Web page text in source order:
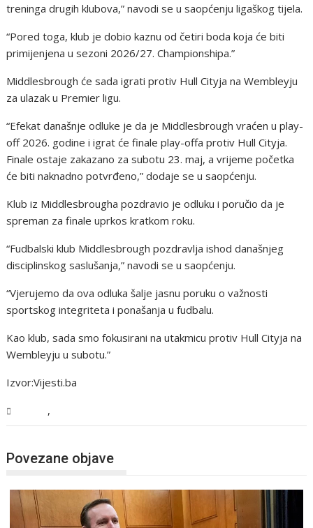
treninga drugih klubova,” navodi se u saopćenju ligaškog tijela.
“Pored toga, klub je dobio kaznu od četiri boda koja će biti
primijenjena u sezoni 2026/27. Championshipa.”
Middlesbrough će sada igrati protiv Hull Cityja na Wembleyju
za ulazak u Premier ligu.
“Efekat današnje odluke je da je Middlesbrough vraćen u play-
off 2026. godine i igrat će finale play-offa protiv Hull Cityja.
Finale ostaje zakazano za subotu 23. maj, a vrijeme početka
će biti naknadno potvrđeno,” dodaje se u saopćenju.
Klub iz Middlesbrougha pozdravio je odluku i poručio da je
spreman za finale uprkos kratkom roku.
“Fudbalski klub Middlesbrough pozdravlja ishod današnjeg
disciplinskog saslušanja,” navodi se u saopćenju.
“Vjerujemo da ova odluka šalje jasnu poruku o važnosti
sportskog integriteta i ponašanja u fudbalu.
Kao klub, sada smo fokusirani na utakmicu protiv Hull Cityja na
Wembleyju u subotu.”
Izvor:Vijesti.ba
,
Povezane objave